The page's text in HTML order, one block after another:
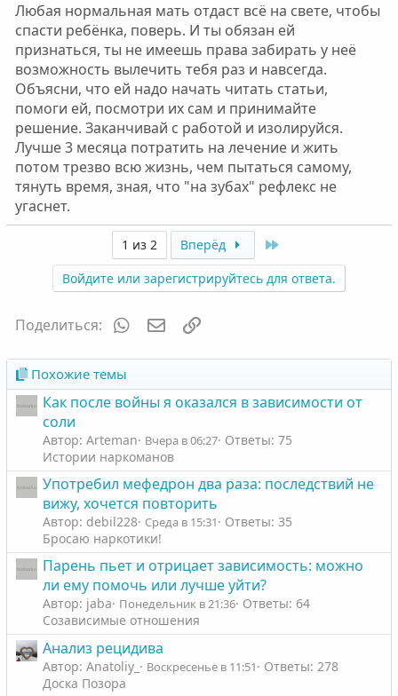
Любая нормальная мать отдаст всё на свете, чтобы
спасти ребёнка, поверь. И ты обязан ей
признаться, ты не имеешь права забирать у неё
возможность вылечить тебя раз и навсегда.
Объясни, что ей надо начать читать статьи,
помоги ей, посмотри их сам и принимайте
решение. Заканчивай с работой и изолируйся.
Лучше 3 месяца потратить на лечение и жить
потом трезво всю жизнь, чем пытаться самому,
тянуть время, зная, что "на зубах" рефлекс не
угаснет.
1 из 2 Вперёд
Войдите или зарегистрируйтесь для ответа.
Поделиться: WhatsAppЭлектронная почта
Похожие темы
Как после войны я оказался в зависимости от
соли
Автор: Arteman Вчера в 06:27 Ответы: 75
Истории наркоманов
Употребил мефедрон два раза: последствий не
вижу, хочется повторить
Автор: debil228 Среда в 15:31
Ответы: 35
Бросаю наркотики!
Парень пьет и отрицает зависимость: можно
ли ему помочь или лучше уйти?
Автор: jaba Понедельник в 21:36 Ответы: 64
Созависимые отношения
Анализ рецидива
Автор: Anatoliy_ Воскресенье в 11:51
Ответы: 278
Доска Позора